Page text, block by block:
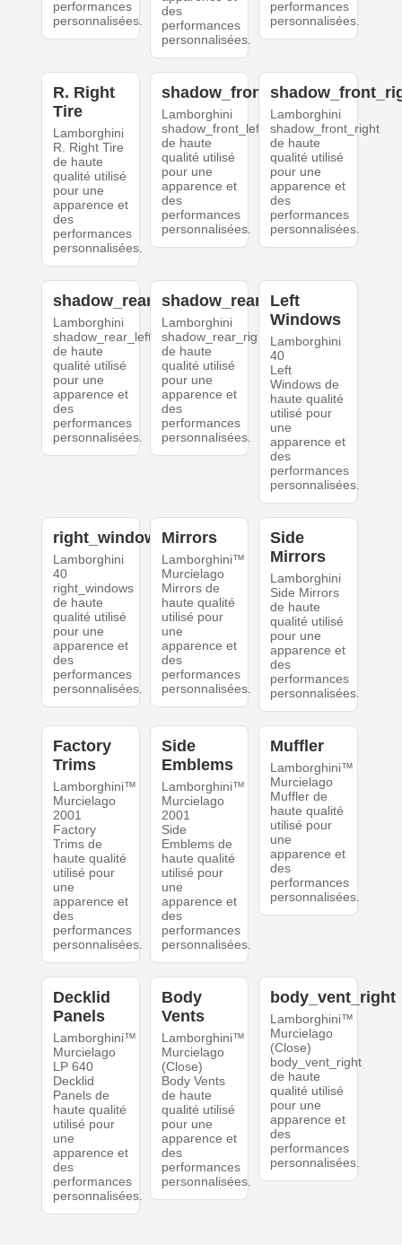
performances
personnalisées.
des
performances
personnalisées.
performances
personnalisées.
R. Right
Tire
Lamborghini
R. Right Tire
de haute
qualité utilisé
pour une
apparence et
des
performances
personnalisées.
shadow_front_left
Lamborghini
shadow_front_left
de haute
qualité utilisé
pour une
apparence et
des
performances
personnalisées.
Lamborghini
shadow_front_right
de haute
qualité utilisé
pour une
apparence et
des
performances
personnalisées.
shadow_rear_left
Lamborghini
shadow_rear_left
de haute
qualité utilisé
pour une
apparence et
des
performances
personnalisées.
shadow_rear_right
Lamborghini
shadow_rear_right
de haute
qualité utilisé
pour une
apparence et
des
performances
personnalisées.
Left
Windows
Lamborghini
40
Left
Windows de
haute qualité
utilisé pour
une
apparence et
des
performances
personnalisées.
right_windows
Lamborghini
40
right_windows
de haute
qualité utilisé
pour une
apparence et
des
performances
personnalisées.
Mirrors
Lamborghini™
Murcielago
Mirrors de
haute qualité
utilisé pour
une
apparence et
des
performances
personnalisées.
Side
Mirrors
Lamborghini
Side Mirrors
de haute
qualité utilisé
pour une
apparence et
des
performances
personnalisées.
Factory
Trims
Lamborghini™
Murcielago
2001
Factory
Trims de
haute qualité
utilisé pour
une
apparence et
des
performances
personnalisées.
Side
Emblems
Lamborghini™
Murcielago
2001
Side
Emblems de
haute qualité
utilisé pour
une
apparence et
des
performances
personnalisées.
Muffler
Lamborghini™
Murcielago
Muffler de
haute qualité
utilisé pour
une
apparence et
des
performances
personnalisées.
Decklid
Panels
Lamborghini™
Murcielago
LP 640
Decklid
Panels de
haute qualité
utilisé pour
une
apparence et
des
performances
personnalisées.
Body
Vents
Lamborghini™
Murcielago
(Close)
Body Vents
de haute
qualité utilisé
pour une
apparence et
des
performances
personnalisées.
body_vent_right
Lamborghini™
Murcielago
(Close)
body_vent_right
de haute
qualité utilisé
pour une
apparence et
des
performances
personnalisées.